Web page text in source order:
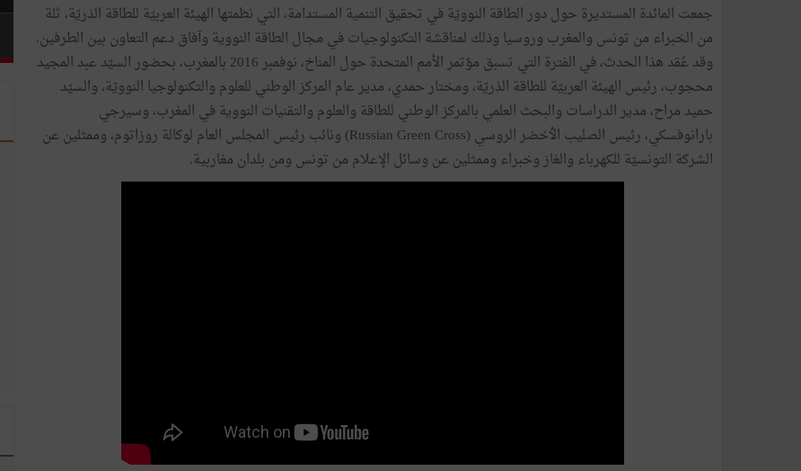
جمعت المائدة المستديرة حول دور الطاقة النوويّة في تحقيق التنمية المستدامة، التي نظمتها الهيئة العربيّة للطاقة الذريّة، ثلة
من الخبراء من تونس والمغرب وروسيا وذلك لمناقشة التكنولوجيات في مجال الطاقة النووية وآفاق دعم التعاون بين الطرفين.
وقد عُقد هذا الحدث، في الفترة التي تسبق مؤتمر الأمم المتحدة حول المناخ، نوفمبر 2016 بالمغرب، بحضور السيّد عبد المجيد
محجوب، رئيس الهيئة العربيّة للطاقة الذريّة، ومختار حمدي، مدير عام المركز الوطني للعلوم والتكنولوجيا النوويّة، والسيّد
حميد مراح، مدير الدراسات والبحث العلمي بالمركز الوطني للطاقة والعلوم والتقنيات النووية في المغرب، وسيرجي
بارانوفسكي، رئيس الصليب الٲخضر الروسي (Russian Green Cross) ونائب رئيس المجلس العام لوكالة روزاتوم، وممثلين عن
الشركة التونسيّة للكهرباء والغاز وخبراء وممثلين عن وسائل الإعلام من تونس ومن بلدان مغاربية.